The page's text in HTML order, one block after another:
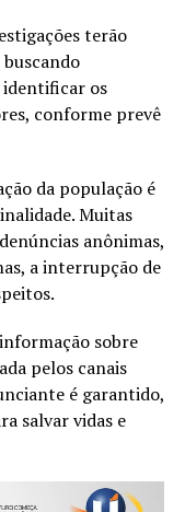
terão
os
conforme prevê
da população é
Muitas
anônimas,
a interrupção de
sobre
pelos canais
é garantido,
salvar vidas e